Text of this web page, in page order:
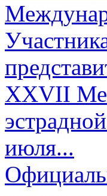
XXVII
июля...